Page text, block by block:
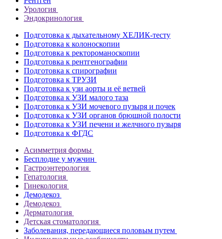
Урология
Эндокринология
Подготовка к дыхательному ХЕЛИК-тесту
Подготовка к колоноскопии
Подготовка к ректороманоскопии
Подготовка к рентгенографии
Подготовка к спирографии
Подготовка к ТРУЗИ
Подготовка к узи аорты и её ветвей
Подготовка к УЗИ малого таза
Подготовка к УЗИ мочевого пузыря и почек
Подготовка к УЗИ органов брюшной полости
Подготовка к УЗИ печени и желчного пузыря
Подготовка к ФГДС
Асимметрия формы
Бесплодие у мужчин
Гастроэнтерология
Гепатология
Гинекология
Демодекоз
Демодекоз
Дерматология
Детская стоматология
Заболевания, передающиеся половым путем